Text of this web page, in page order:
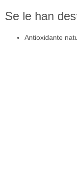
Se le han
Antioxidante